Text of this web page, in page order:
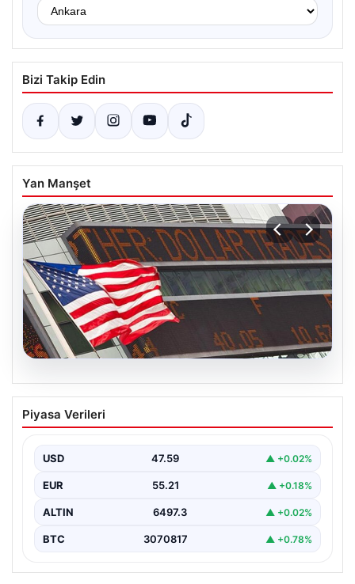
Bizi Takip Edin
Yan Manşet
04.08.2026
FED Faiz Kararı Ne Zaman Açıklanacak?
Nisan Ayı İçin Belirlenen Tarih ve Piyasa
Altın, dolar, borsa ve kripto para yatırımcılarının
Piyasa Verileri
USD 47.59 ▲ +0.02%
EUR 55.21 ▲ +0.18%
ALTIN 6497.3 ▲ +0.02%
BTC 3070817 ▲ +0.78%